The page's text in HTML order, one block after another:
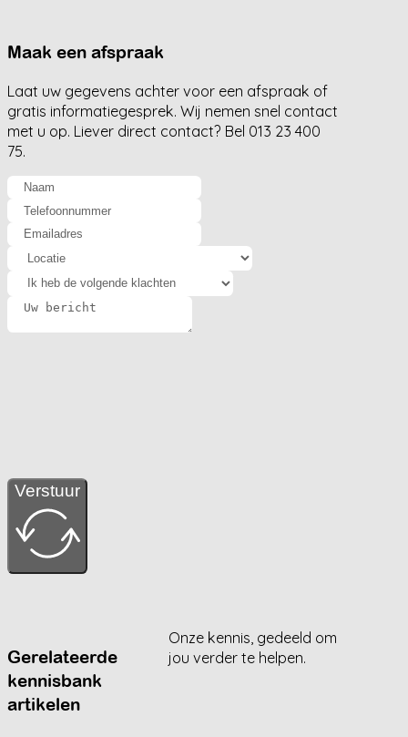
Maak een afspraak
Laat uw gegevens achter voor een afspraak of
gratis informatiegesprek. Wij nemen snel contact
met u op. Liever direct contact? Bel 013 23 400
75.
Verstuur
Gerelateerde
kennisbank
artikelen
Onze kennis, gedeeld om
jou verder te helpen.